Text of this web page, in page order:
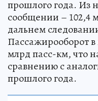
прошлого года. Из
сообщении – 102,4
дальнем
Пассажирооборот в
млрд пасс-км, что
сравнению с
прошлого года.